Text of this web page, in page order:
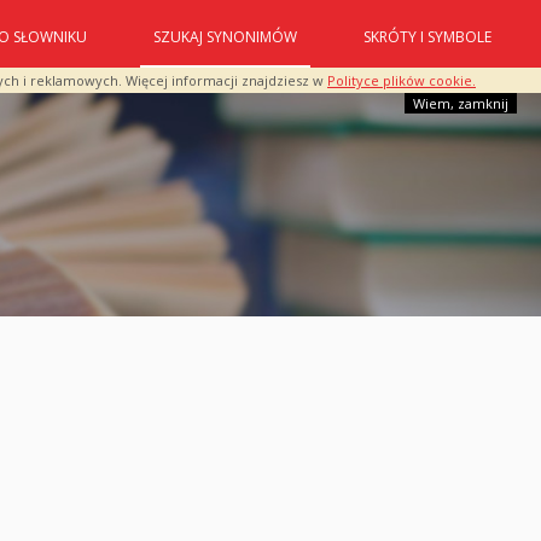
i reklamowych. Więcej informacji znajdziesz w Polityce plików cookie.
Wiem, zamknij
O SŁOWNIKU SZUKAJ SYNONIMÓW SKRÓTY I SYMBOLE